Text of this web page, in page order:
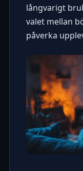
långvarigt
valet mellan
påverka